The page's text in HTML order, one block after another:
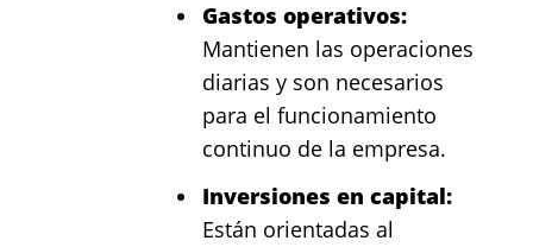
Gastos operativos:
Mantienen las operaciones
diarias y son necesarios
para el funcionamiento
continuo de la empresa.
Inversiones en capital:
Están orientadas al